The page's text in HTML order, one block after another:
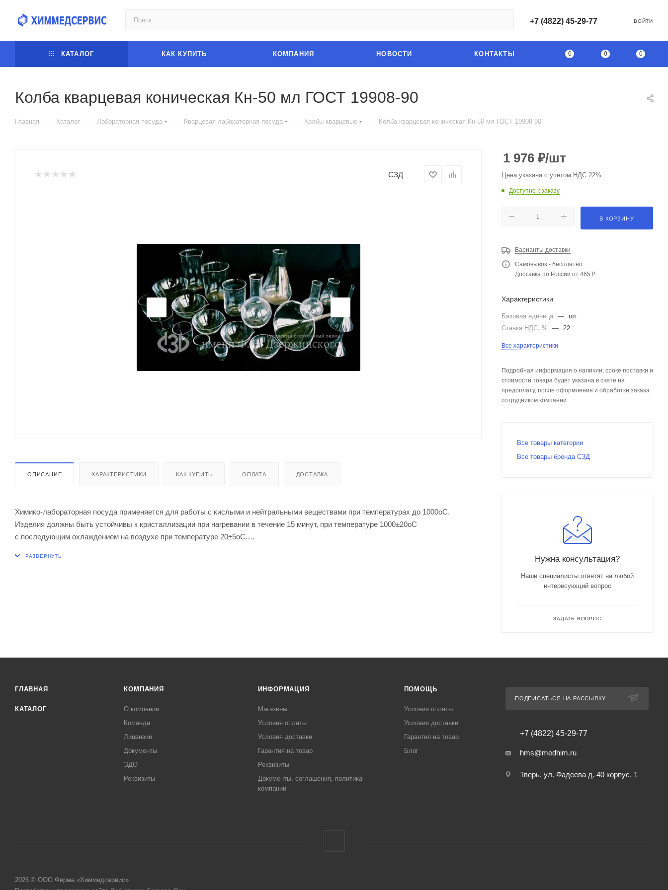
+7 (4822) 45-29-77 ВОЙТИ
0 0 0
КАТАЛОГ КАК КУПИТЬ КОМПАНИЯ НОВОСТИ КОНТАКТЫ
Колба кварцевая коническая Кн-50 мл ГОСТ 19908-90
Главная — Каталог — Лабораторная посуда — Кварцевая лабораторная посуда — Колбы кварцевые — Колба кварцевая коническая Кн-50 мл ГОСТ 19908-90
СЗД
ОПИСАНИЕ ХАРАКТЕРИСТИКИ КАК КУПИТЬ ОПЛАТА ДОСТАВКА
Химико-лабораторная посуда применяется для работы с кислыми и нейтральными веществами при температурах до 1000оС.
Изделия должны быть устойчивы к кристаллизации при нагревании в течение 15 минут, при температуре 1000±20оС
с последующим охлаждением на воздухе при температуре 20±5оС.
1 976 ₽/шт
Цена указана с учетом НДС 22%
Доступно к заказу
В КОРЗИНУ
Варианты доставки
Самовывоз - бесплатно
Доставка по России от 465 ₽
Характеристики
Базовая единица —
шт
Ставка НДС, %
— 22
Все характеристики
Подробная информация о наличии, сроке поставки и
стоимости товара будет указана в счете на
предоплату, после оформления и обработки заказа
сотрудником компании
Все товары категории
Все товары бренда СЗД
Нужна консультация?
Наши специалисты ответят на любой
интересующий вопрос
ЗАДАТЬ ВОПРОС
ГЛАВНАЯ
КАТАЛОГ
КОМПАНИЯ
О компании
Команда
Лицензии
Документы
ЭДО
Реквизиты
ИНФОРМАЦИЯ
Магазины
Условия оплаты
Условия доставки
Гарантия на товар
Реквизиты
Документы, соглашения, политика
компании
ПОМОЩЬ
Условия оплаты
Условия доставки
Гарантия на товар
Блог
ПОДПИСАТЬСЯ НА РАССЫЛКУ
+7 (4822) 45-29-77
hms@medhim.ru
Тверь, ул. Фадеева д. 40 корпус. 1
2026 © ООО Фирма «Химмедсервис»